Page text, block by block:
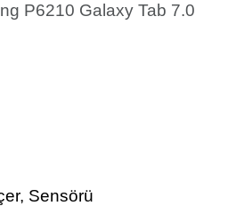
P6210 Galaxy Tab 7.0
Sensörü